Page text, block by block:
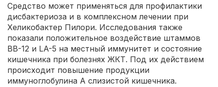
Средство может применяться для профилактики
дисбактериоза и в комплексном лечении при
Хеликобактер Пилори. Исследования также
показали положительное воздействие штаммов
ВВ-12 и LA-5 на местный иммунитет и состояние
кишечника при болезнях ЖКТ. Под их действием
происходит повышение продукции
иммуноглобулина А слизистой кишечника.